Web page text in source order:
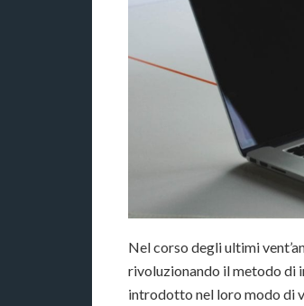
Nel corso degli ultimi
rivoluzionando il metodo di
introdotto nel loro modo di